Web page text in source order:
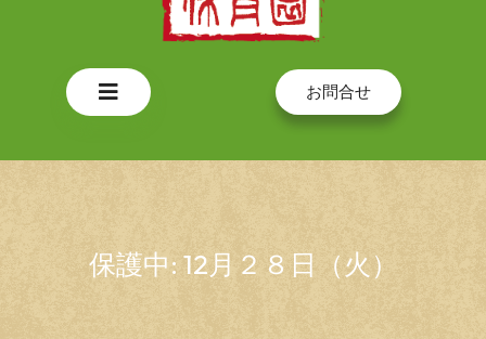
Open
お問合せ
保護中: 12月２８日（火）